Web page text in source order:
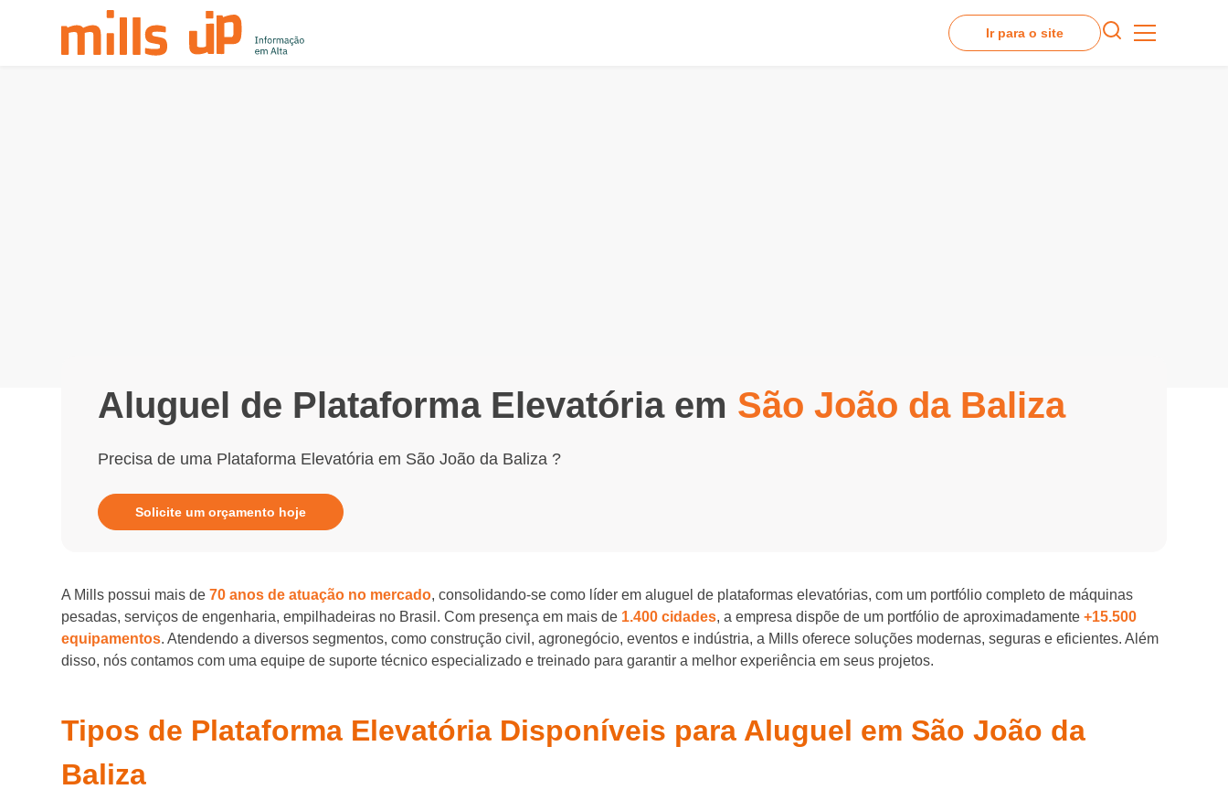
Ir para o site
Aluguel de Plataforma Elevatória em São João da Baliza
Precisa de uma Plataforma Elevatória em São João da Baliza ?
Solicite um orçamento hoje
A Mills possui mais de70 anos de atuação no mercado, consolidando-se como líder em aluguel de plataformas elevatórias, com um portfólio completo de máquinas
pesadas, serviços de engenharia, empilhadeiras no Brasil. Com presença em mais de 1.400 cidades, a empresa dispõe de um portfólio de aproximadamente+15.500
equipamentos. Atendendo a diversos segmentos, como construção civil, agronegócio, eventos e indústria, a Mills oferece soluções modernas, seguras e eficientes. Além
disso, nós contamos com uma equipe de suporte técnico especializado e treinado para garantir a melhor experiência em seus projetos.
Tipos de Plataforma Elevatória Disponíveis para Aluguel em São João da
Baliza